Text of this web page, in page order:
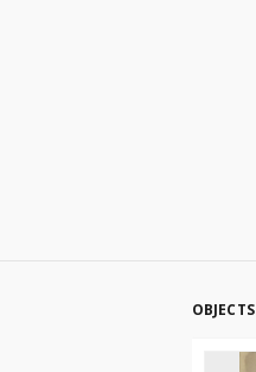
OBJECTS